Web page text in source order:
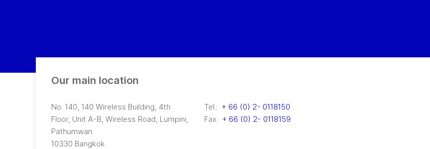
Our main location
No. 140, 140 Wireless Building, 4th
Floor, Unit A-B, Wireless Road, Lumpini,
Pathumwan
10330 Bangkok
Tel.: + 66 (0) 2- 0118150
Fax: + 66 (0) 2- 0118159